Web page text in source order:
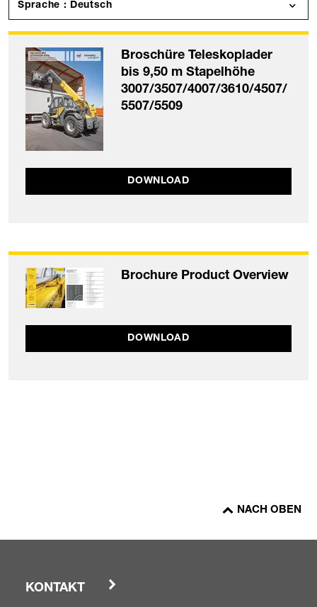
Sprache : Deutsch
Broschüre Teleskoplader
bis 9,50 m Stapelhöhe
3007/3507/4007/3610/4507/
5507/5509
DOWNLOAD
Brochure Product Overview
DOWNLOAD
NACH OBEN
KONTAKT